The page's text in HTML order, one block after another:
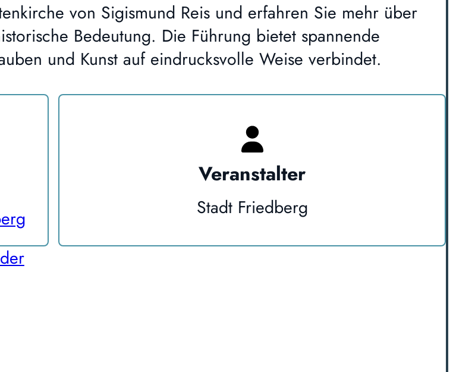
von Sigismund Reis und erfahren Sie mehr über
Bedeutung. Die Führung bietet spannende
und Kunst auf eindrucksvolle Weise verbindet.
Veranstalter
Stadt Friedberg